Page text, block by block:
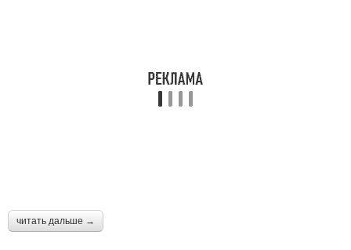
читать дальше →